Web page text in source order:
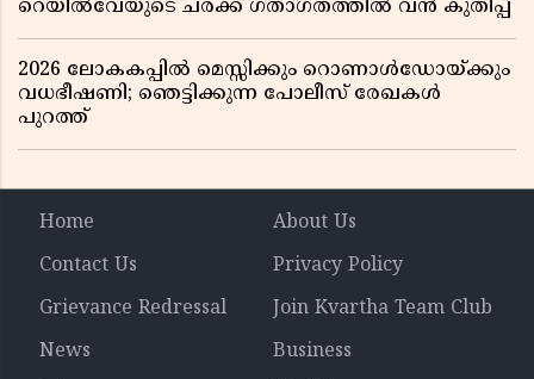
റെയിൽവേയുടെ ചരക്ക് ഗതാഗതത്തിൽ വൻ കുതിപ്പ്
2026 ലോകകപ്പിൽ മെസ്സിക്കും റൊണാൾഡോയ്ക്കും
വധഭീഷണി; ഞെട്ടിക്കുന്ന പോലീസ് രേഖകൾ
പുറത്ത്
Home
About Us
Contact Us
Privacy Policy
Grievance Redressal
Join Kvartha Team Club
News
Business